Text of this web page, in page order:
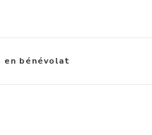
en bénévolat